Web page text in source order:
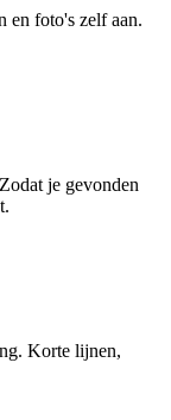
en foto's zelf aan.
je gevonden
Korte lijnen,